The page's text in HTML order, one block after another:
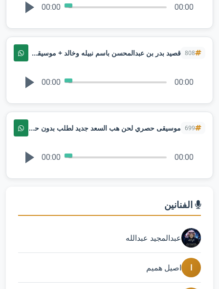
00:00 00:00
808 قصيد بدر بن عبدالمحسن باسم نبيله وخالد + موسيقى ليله لو باقي ليله لطلب بدون حقوق
00:00 00:00
699 موسيقى حصري لحن هب السعد جديد لطلب بدون حقوق
00:00 00:00
الفنانين
عبدالمجيد عبدالله
ا اصيل هميم